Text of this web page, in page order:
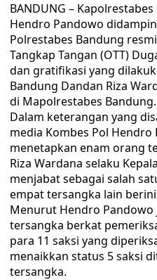
BANDUNG –
Hendro Pandowo
Polrestabes Bandung
Tangkap Tangan (OTT)
dan gratifikasi yang
Bandung Dandan Riza
di Mapolrestabes Bandung.
Dalam keterangan yang
media Kombes Pol
menetapkan enam orang
Riza Wardana selaku
menjabat sebagai salah
empat tersangka lain
Menurut Hendro
tersangka berkat
para 11 saksi yang
menaikkan status 5 saksi
tersangka.